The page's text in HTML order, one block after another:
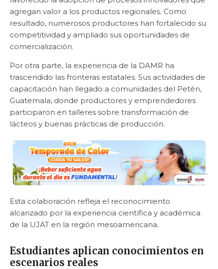
agregan valor a los productos regionales. Como
resultado, numerosos productores han fortalecido su
competitividad y ampliado sus oportunidades de
comercialización.
Por otra parte, la experiencia de la DAMR ha
trascendido las fronteras estatales. Sus actividades de
capacitación han llegado a comunidades del Petén,
Guatemala, donde productores y emprendedores
participaron en talleres sobre transformación de
lácteos y buenas prácticas de producción.
Esta colaboración refleja el reconocimiento
alcanzado por la experiencia científica y académica
de la UJAT en la región mesoamericana.
Estudiantes aplican conocimientos en
escenarios reales